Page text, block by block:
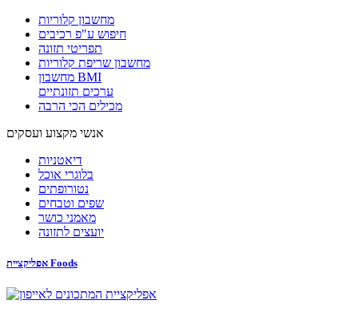
מחשבון קלוריות
חיפוש ע"פ רכיבים
תפריטי תזונה
מחשבון שריפת קלוריות
מחשבון BMI
ערכים תזונתיים
מכילים הכי הרבה
אנשי מקצוע ועסקים
דיאטניות
בלוגרי אוכל
נטורופתים
שפים וטבחים
מאמני כושר
יועצים לתזונה
אפליקציית Foods